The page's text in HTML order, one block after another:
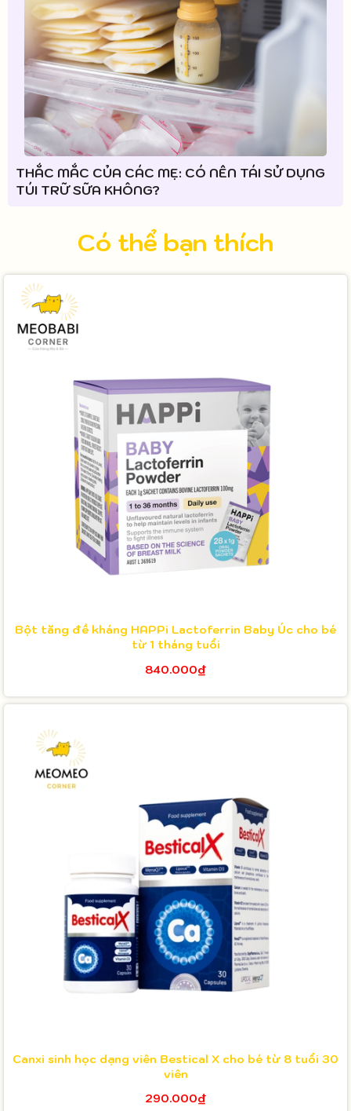
THẮC MẮC CỦA CÁC MẸ: CÓ NÊN TÁI SỬ DỤNG
TÚI TRỮ SỮA KHÔNG?
Có thể bạn thích
Bột tăng đề kháng HAPPi Lactoferrin Baby Úc cho bé
từ 1 tháng tuổi
840.000₫
Canxi sinh học dạng viên Bestical X cho bé từ 8 tuổi 30
viên
290.000₫